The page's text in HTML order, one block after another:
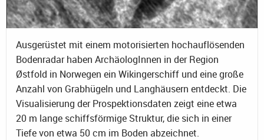
Ausgerüstet mit einem motorisierten hochauflösenden
Bodenradar haben ArchäologInnen in der Region
Østfold in Norwegen ein Wikingerschiff und eine große
Anzahl von Grabhügeln und Langhäusern entdeckt. Die
Visualisierung der Prospektionsdaten zeigt eine etwa
20 m lange schiffsförmige Struktur, die sich in einer
Tiefe von etwa 50 cm im Boden abzeichnet.